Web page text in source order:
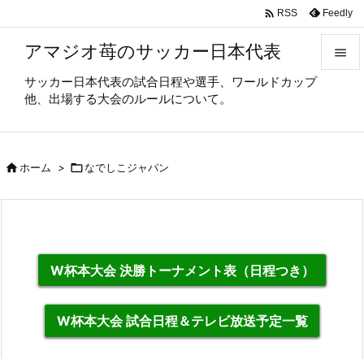
アマジオ苺のサッカー日本代表
サッカー日本代表の試合日程や選手、ワールドカップ
他、出場する大会のルールについて。


 RSS Feedly
ホーム > なでしこジャパン
W杯本大会 決勝トーナメント表（日程つき）
W杯本大会 試合日程＆テレビ放送予定一覧